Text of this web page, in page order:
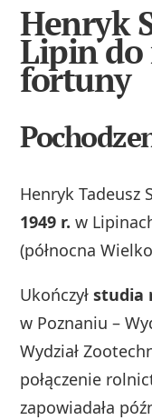
Henryk
Lipin
fortuny
Henryk Tadeusz
1949 r. w
(północna
Ukończyłstudia
w Poznaniu –
Wydział
połączenie
zapowiadała